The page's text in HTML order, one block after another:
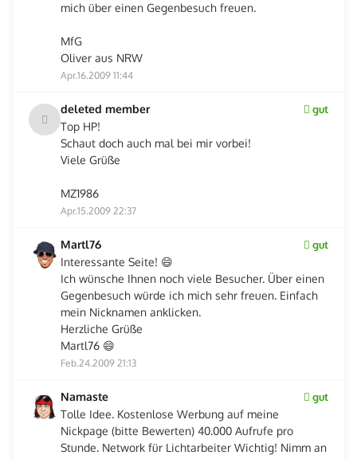
mich über einen Gegenbesuch freuen.
MfG
Oliver aus NRW
Apr.16.2009 11:44
deleted member gut
Top HP!
Schaut doch auch mal bei mir vorbei!
Viele Grüße
MZ1986
Apr.15.2009 22:37
Martl76 gut
Interessante Seite! 😄
Ich wünsche Ihnen noch viele Besucher. Über einen
Gegenbesuch würde ich mich sehr freuen. Einfach
mein Nicknamen anklicken.
Herzliche Grüße
Martl76 😄
Feb.24.2009 21:13
Namaste gut
Tolle Idee. Kostenlose Werbung auf meine
Nickpage (bitte Bewerten) 40.000 Aufrufe pro
Stunde. Network für Lichtarbeiter Wichtig! Nimm an